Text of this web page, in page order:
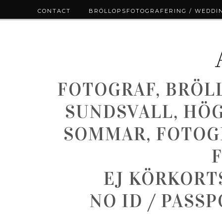
FOTOGRAF,
SUNDSVALL,
SOMMAR,
EJ
NO ID /
CONTACT BRÖLLOPSFOTOGRAFERING /